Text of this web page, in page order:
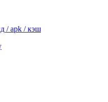
/ apk / кэш